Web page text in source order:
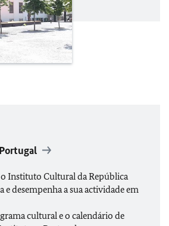
Instituto Cultural da República
e desempenha a sua actividade em
cultural e o calendário de